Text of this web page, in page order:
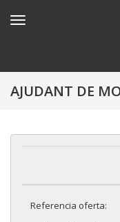
AJUDANT DE
Referencia oferta: